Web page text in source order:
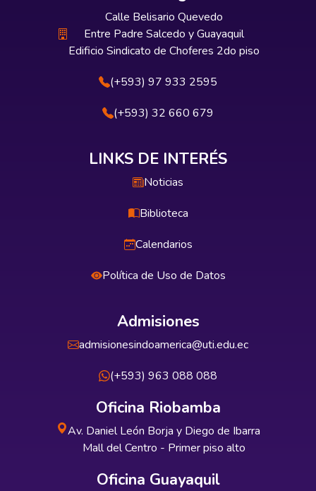
Calle Belisario Quevedo
Entre Padre Salcedo y Guayaquil
Edificio Sindicato de Choferes 2do piso
(+593) 97 933 2595
(+593) 32 660 679
LINKS DE INTERÉS
Noticias
Biblioteca
Calendarios
Política de Uso de Datos
Admisiones
admisionesindoamerica@uti.edu.ec
(+593) 963 088 088
Oficina Riobamba
Av. Daniel León Borja y Diego de Ibarra
Mall del Centro - Primer piso alto
Oficina Guayaquil